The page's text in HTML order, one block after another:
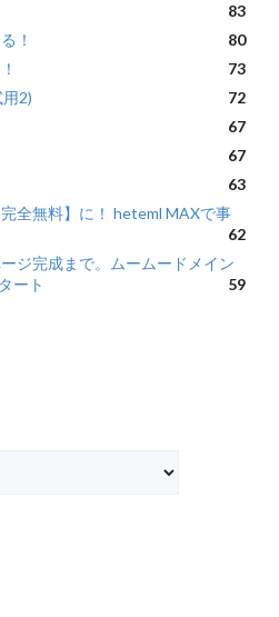
83
！
80
73
2)
72
67
67
63
全無料】に！ heteml MAXで事
62
ジ完成まで。ムームードメイン
ート
59